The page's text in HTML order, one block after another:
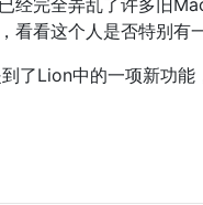
看看这个人是否特别有
了Lion中的一项新功能